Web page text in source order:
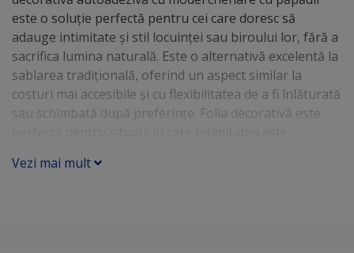
este o soluție perfectă pentru cei care doresc să
adauge intimitate și stil locuinței sau biroului lor, fără a
sacrifica lumina naturală. Este o alternativă excelentă la
sablarea tradițională, oferind un aspect similar la
costuri mai accesibile și cu flexibilitatea de a fi înlăturată
sau schimbată după preferințe. Folia decorativă este
dau spre stradă, pereții despărțitori de sticlă din birouri
Vezi mai mult